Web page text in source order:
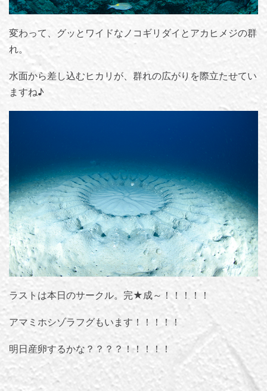
変わって、グッとワイドなノコギリダイとアカヒメジの群
れ。
水面から差し込むヒカリが、群れの広がりを際立たせてい
ますね♪
ラストは本日のサークル。完★成～！！！！！
アマミホシゾラフグもいます！！！！！
明日産卵するかな？？？？！！！！！